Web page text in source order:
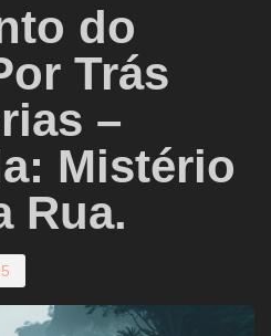
do
Trás
–
Mistério
Rua.